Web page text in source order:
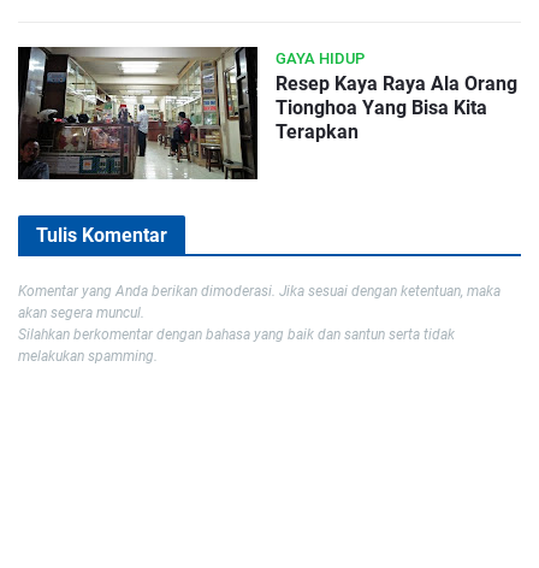
GAYA HIDUP
Resep Kaya Raya Ala Orang
Tionghoa Yang Bisa Kita
Terapkan
Tulis Komentar
Komentar yang Anda berikan dimoderasi. Jika sesuai dengan ketentuan, maka
akan segera muncul.
Silahkan berkomentar dengan bahasa yang baik dan santun serta tidak
melakukan spamming.